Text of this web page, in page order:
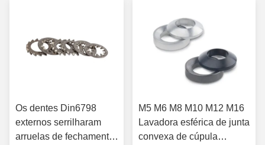
Os dentes Din6798
externos serrilharam
arruelas de fechamento
M5 M6 M8 M10 M12 M16
Lavadora esférica de junta
convexa de cúpula